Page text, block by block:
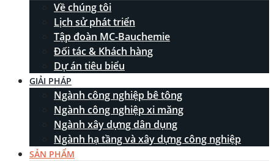
Về chúng tôi
Lịch sử phát triển
Tập đoàn MC-Bauchemie
Đối tác & Khách hàng
Dự án tiêu biểu
GIẢI PHÁP
Ngành công nghiệp bê tông
Ngành công nghiệp xi măng
Ngành xây dựng dân dụng
Ngành hạ tầng và xây dựng công nghiệp
SẢN PHẨM